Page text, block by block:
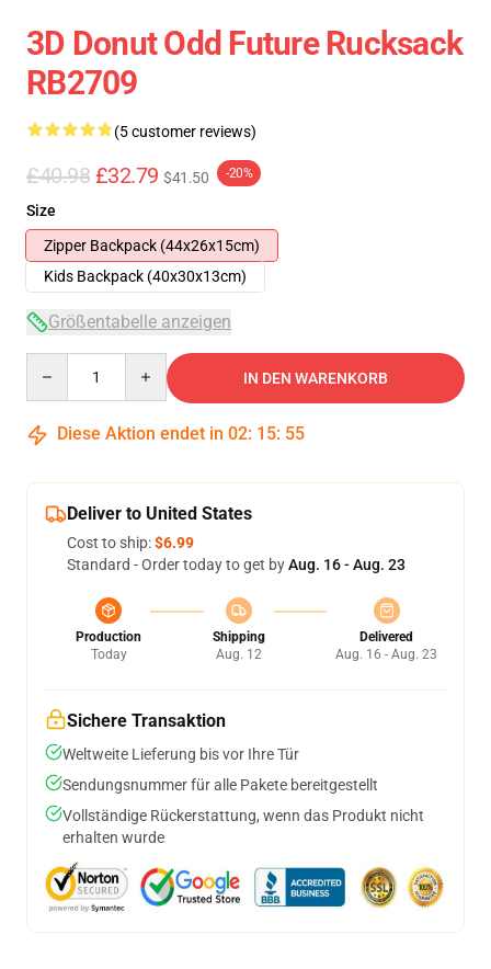
3D Donut Odd Future Rucksack
RB2709
(5 customer reviews)
£40.98 £32.79 $41.50 -20%
Size
Zipper Backpack (44x26x15cm)
Kids Backpack (40x30x13cm)
Größentabelle anzeigen
IN DEN WARENKORB
Diese Aktion endet in 02: 15: 54
Deliver to United States
Cost to ship:$6.99
Standard - Order today to get byAug. 16 - Aug. 23
Production
Today
Shipping
Aug. 12
Delivered
Aug. 16 - Aug. 23
Sichere Transaktion
Weltweite Lieferung bis vor Ihre Tür
Sendungsnummer für alle Pakete bereitgestellt
Vollständige Rückerstattung, wenn das Produkt nicht
erhalten wurde